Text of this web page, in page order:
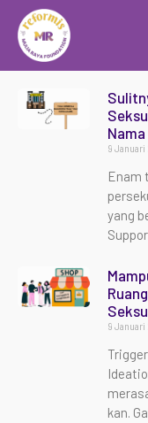
9 Januari
Enam
yang
9 Januari
kan.